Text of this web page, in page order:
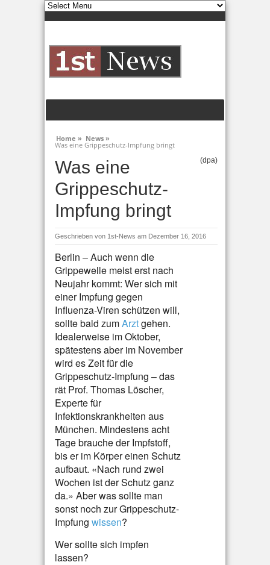
Home » News »
Was eine Grippeschutz-Impfung bringt
Was eine
Grippeschutz-
Impfung bringt
(dpa)
Geschrieben von 1st-News am Dezember 16, 2016
Berlin – Auch wenn die
Grippewelle meist erst nach
Neujahr kommt: Wer sich mit
einer Impfung gegen
Influenza-Viren schützen will,
sollte bald zumArztgehen.
Idealerweise im Oktober,
spätestens aber im November
wird es Zeit für die
Grippeschutz-Impfung – das
rät Prof. Thomas Löscher,
Experte für
Infektionskrankheiten aus
München. Mindestens acht
Tage brauche der Impfstoff,
bis er im Körper einen Schutz
aufbaut. «Nach rund zwei
Wochen ist der Schutz ganz
da.» Aber was sollte man
sonst noch zur Grippeschutz-
Impfung wissen?
Wer sollte sich impfen
lassen?